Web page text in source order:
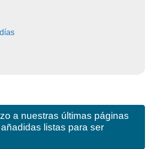
a nuestras últimas páginas
listas para ser